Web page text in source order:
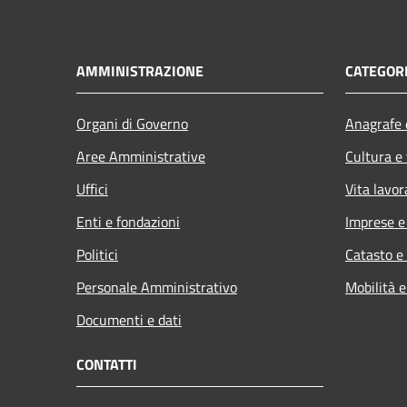
AMMINISTRAZIONE
Organi di Governo
Aree Amministrative
Uffici
Enti e fondazioni
Politici
Personale Amministrativo
Documenti e dati
Cultura
Vita
Imprese
Catasto
Mobilità
CONTATTI